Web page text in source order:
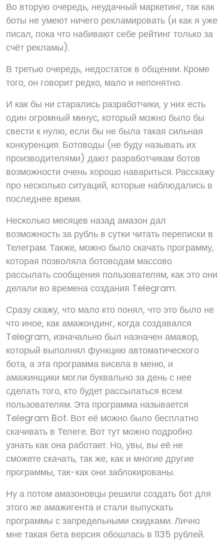
Во вторую очередь, неудачный маркетинг, так как
боты не умеют ничего рекламировать (и как я уже
писал, пока что набивают себе рейтинг только за
счёт рекламы).
В третью очередь, недостаток в общении. Кроме
того, он говорит редко, мало и непонятно.
И как бы ни старались разработчики, у них есть
один огромный минус, который можно было бы
свести к нулю, если бы не была такая сильная
конкуренция. Ботоводы (не буду называть их
производителями) дают разработчикам ботов
возможности очень хорошо навариться. Расскажу
про несколько ситуаций, которые наблюдались в
последнее время.
Несколько месяцев назад амазон дал
возможность за рубль в сутки читать переписки в
Телеграм. Также, можно было скачать программу,
которая позволяла ботоводам массово
рассылать сообщения пользователям, как это они
делали во времена создания Telegram.
Сразу скажу, что мало кто понял, что это было не
что иное, как амажондинг, когда создавался
Telegram, изначально был назначен амажор,
который выполнял функцию автоматического
бота, а эта программа висела в меню, и
амажинщики могли буквально за день с нее
сделать того, кто будет рассылаться всем
пользователям. Эта программа называется
Telegram Bot. Вот её можно было бесплатно
скачивать в Телеге. Вот тут можно подробно
узнать как она работает. Но, увы, вы её не
сможете скачать, так же, как и многие другие
программы, так-как они заблокированы.
Ну а потом амазоновцы решили создать бот для
этого же амажигента и стали выпускать
программы с запредельными скидками. Лично
мне такая бета версия обошлась в 1135 рублей.